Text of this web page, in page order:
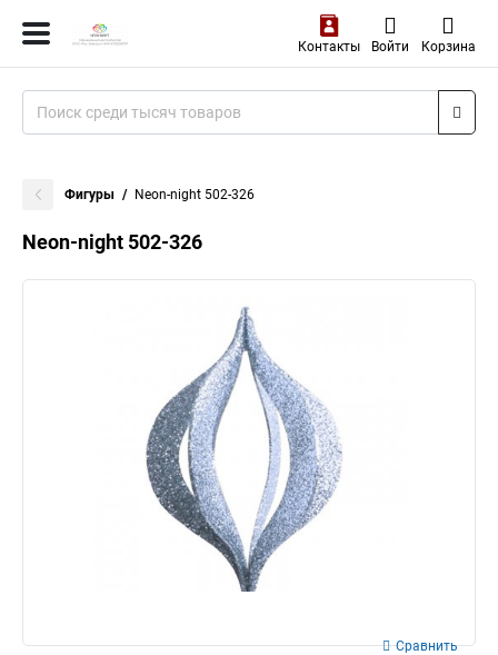
Контакты Войти Корзина
Фигуры Neon-night 502-326
Neon-night 502-326
Сравнить